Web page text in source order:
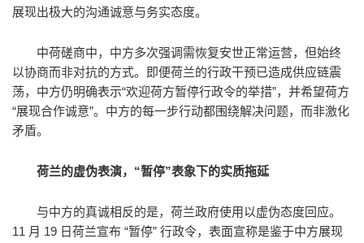
展现出极大的沟通诚意与务实态度。
中荷磋商中，中方多次强调需恢复安世正常运营，但始终
以协商而非对抗的方式。即便荷兰的行政干预已造成供应链震
荡，中方仍明确表示“欢迎荷方暂停行政令的举措”，并希望荷方
“展现合作诚意”。中方的每一步行动都围绕解决问题，而非激化
矛盾。
荷兰的虚伪表演，“暂停”表象下的实质拖延
与中方的真诚相反的是，荷兰政府使用以虚伪态度回应。
11 月 19 日荷兰宣布 “暂停” 行政令，表面宣称是鉴于中方展现